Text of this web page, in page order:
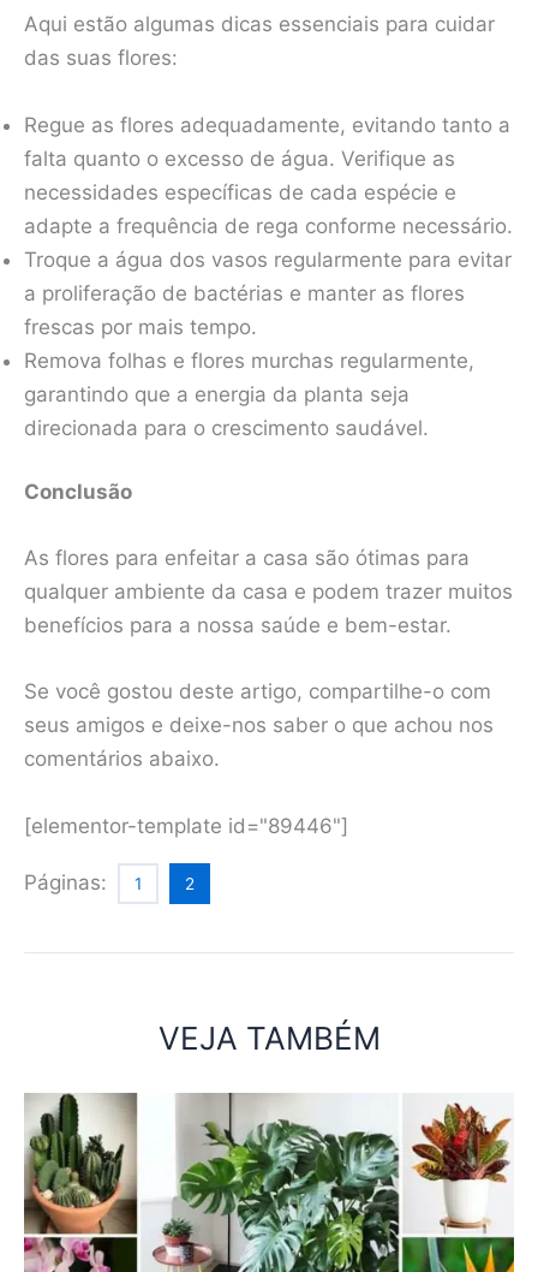
Aqui estão algumas dicas essenciais para cuidar
das suas flores:
Regue as flores adequadamente, evitando tanto a
falta quanto o excesso de água. Verifique as
necessidades específicas de cada espécie e
adapte a frequência de rega conforme necessário.
Troque a água dos vasos regularmente para evitar
a proliferação de bactérias e manter as flores
frescas por mais tempo.
Remova folhas e flores murchas regularmente,
garantindo que a energia da planta seja
direcionada para o crescimento saudável.
Conclusão
As flores para enfeitar a casa são ótimas para
qualquer ambiente da casa e podem trazer muitos
benefícios para a nossa saúde e bem-estar.
Se você gostou deste artigo, compartilhe-o com
seus amigos e deixe-nos saber o que achou nos
comentários abaixo.
[elementor-template id="89446"]
Páginas: 1 2
VEJA TAMBÉM